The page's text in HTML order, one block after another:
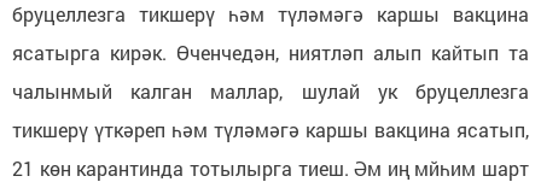
бруцеллезга тикшерү һәм түләмәгә каршы вакцина
ясатырга кирәк. Өченчедән, ниятләп алып кайтып та
чалынмый калган маллар, шулай ук бруцеллезга
тикшерү үткәреп һәм түләмәгә каршы вакцина ясатып,
21 көн карантинда тотылырга тиеш. Әм иң мйһим шарт